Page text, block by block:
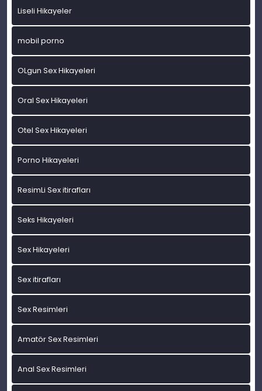
Liseli Hikayeler
mobil porno
OLgun Sex Hikayeleri
Oral Sex Hikayeleri
Otel Sex Hikayeleri
Porno Hikayeleri
ResimLi Sex itirafları
Seks Hikayeleri
Sex Hikayeleri
Sex itirafları
Sex Resimleri
Amatör Sex Resimleri
Anal Sex Resimleri